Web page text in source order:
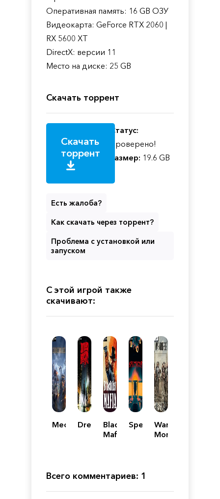
Оперативная память: 16 GB ОЗУ
Видеокарта: GeForce RTX 2060 |
RX 5600 XT
DirectX: версии 11
Место на диске: 25 GB
Скачать торрент
Скачать
торрент
Статус:
Проверено!
Размер: 19.6 GB
Есть жалоба?
Как скачать через торрент?
Проблема с установкой или
запуском
С этой игрой также
скачивают:
MechabellumDreadHauntBlacklist
Mafia
Spectator
War
Mongrels
Всего комментариев: 1